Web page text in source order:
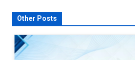
Other Posts